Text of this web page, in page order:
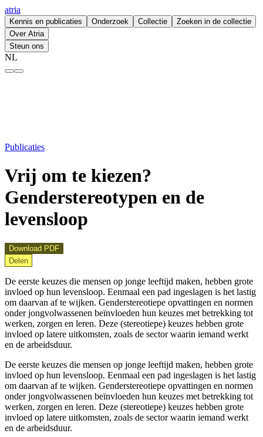
atria
Kennis en publicaties Onderzoek Collectie
Zoeken in de collectie
Over Atria
Steun ons
NL
Publicaties
Vrij om te kiezen?
Genderstereotypen en de
levensloop
Download PDF
Delen
De eerste keuzes die mensen op jonge leeftijd maken, hebben grote
invloed op hun levensloop. Eenmaal een pad ingeslagen is het lastig
om daarvan af te wijken. Genderstereotiepe opvattingen en normen
onder jongvolwassenen beïnvloeden hun keuzes met betrekking tot
werken, zorgen en leren. Deze (stereotiepe) keuzes hebben grote
invloed op latere uitkomsten, zoals de sector waarin iemand werkt
en de arbeidsduur.
De eerste keuzes die mensen op jonge leeftijd maken, hebben grote
invloed op hun levensloop. Eenmaal een pad ingeslagen is het lastig
om daarvan af te wijken. Genderstereotiepe opvattingen en normen
onder jongvolwassenen beïnvloeden hun keuzes met betrekking tot
werken, zorgen en leren. Deze (stereotiepe) keuzes hebben grote
invloed op latere uitkomsten, zoals de sector waarin iemand werkt
en de arbeidsduur.